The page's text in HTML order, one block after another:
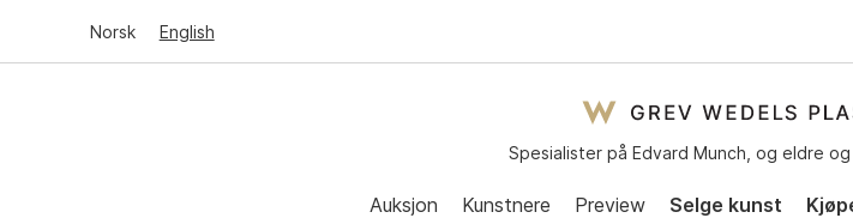
Norsk English
Spesialister på Edvard Munch, og eldre
Auksjon Kunstnere Preview Selge kunst